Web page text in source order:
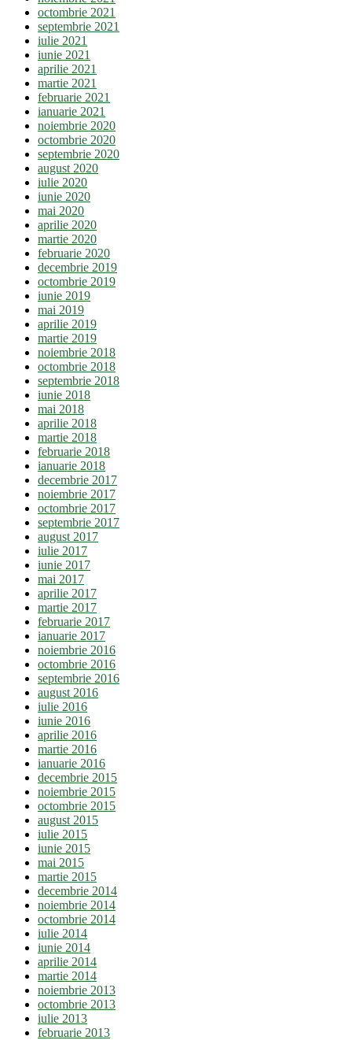
octombrie 2021
septembrie 2021
iulie 2021
iunie 2021
aprilie 2021
martie 2021
februarie 2021
ianuarie 2021
noiembrie 2020
octombrie 2020
septembrie 2020
august 2020
iulie 2020
iunie 2020
mai 2020
aprilie 2020
martie 2020
februarie 2020
decembrie 2019
octombrie 2019
iunie 2019
mai 2019
aprilie 2019
martie 2019
noiembrie 2018
octombrie 2018
septembrie 2018
iunie 2018
mai 2018
aprilie 2018
martie 2018
februarie 2018
ianuarie 2018
decembrie 2017
noiembrie 2017
octombrie 2017
septembrie 2017
august 2017
iulie 2017
iunie 2017
mai 2017
aprilie 2017
martie 2017
februarie 2017
ianuarie 2017
noiembrie 2016
octombrie 2016
septembrie 2016
august 2016
iulie 2016
iunie 2016
aprilie 2016
martie 2016
ianuarie 2016
decembrie 2015
noiembrie 2015
octombrie 2015
august 2015
iulie 2015
iunie 2015
mai 2015
martie 2015
decembrie 2014
noiembrie 2014
octombrie 2014
iulie 2014
iunie 2014
aprilie 2014
martie 2014
noiembrie 2013
octombrie 2013
iulie 2013
februarie 2013